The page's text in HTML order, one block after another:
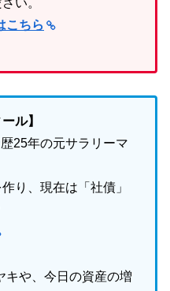
こちら
ル】
25年の元サラリーマ
り、現在は「社債」
キや、今日の資産の増